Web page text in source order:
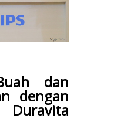
dan
dengan